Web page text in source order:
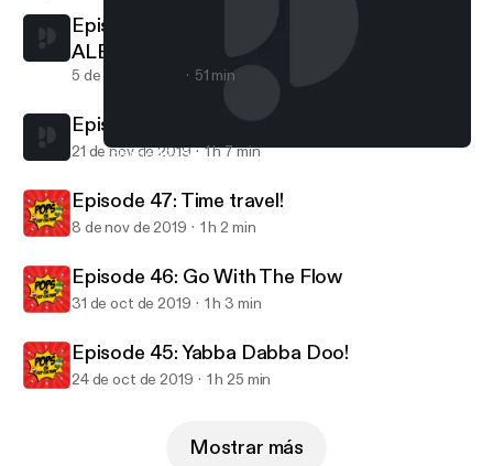
Episode 49: Gobble Gobble! (special guest ALEX MARTINEZ)
Episode 49: Gobble Gobble! (special guest
ALEX MARTINEZ)
5 de dic de 2019 51 min
Episode 48: No, I am Your Father!
21 de nov de 2019 1 h 7 min
Episode 47: Time travel!
8 de nov de 2019 1 h 2 min
Episode 46: Go With The Flow
31 de oct de 2019 1 h 3 min
Episode 45: Yabba Dabba Doo!
24 de oct de 2019 1 h 25 min
Mostrar más